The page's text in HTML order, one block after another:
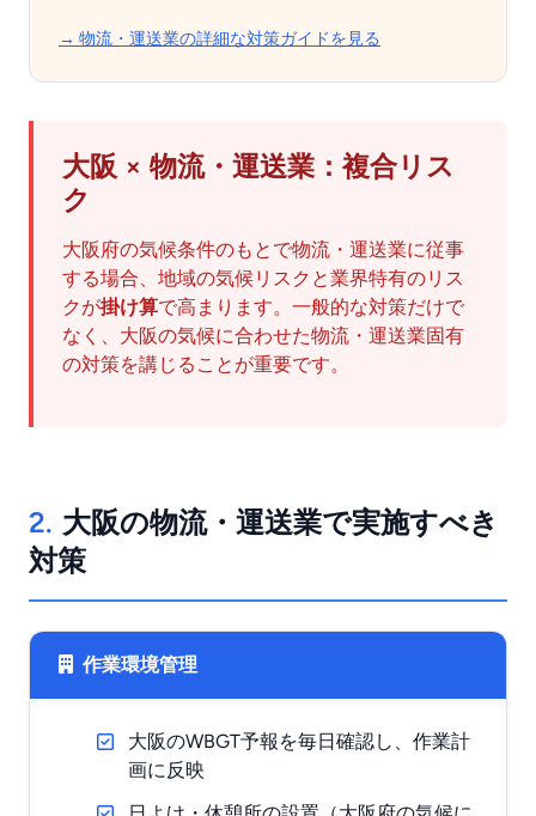
→ 物流・運送業の詳細な対策ガイドを見る
大阪 × 物流・運送業：複合リス
ク
大阪府の気候条件のもとで物流・運送業に従事
する場合、地域の気候リスクと業界特有のリス
クが掛け算で高まります。一般的な対策だけで
なく、大阪の気候に合わせた物流・運送業固有
の対策を講じることが重要です。
2. 大阪の物流・運送業で実施すべき
対策
作業環境管理
大阪のWBGT予報を毎日確認し、作業計
画に反映